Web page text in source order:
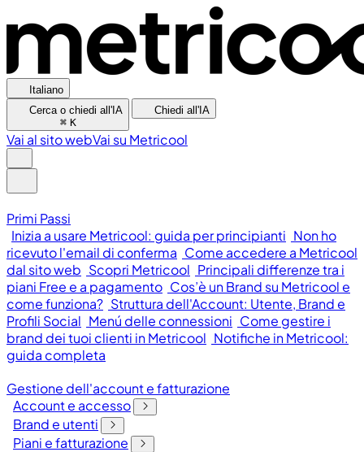
Italiano
Cerca o chiedi all'IA
⌘ K
Chiedi all'IA
Vai al sito webVai su Metricool
Primi Passi
Inizia a usare Metricool: guida per principianti Non ho
ricevuto l'email di conferma Come accedere a Metricool
dal sito web Scopri Metricool Principali differenze tra i
piani Free e a pagamento Cos’è un Brand su Metricool e
come funziona? Struttura dell'Account: Utente, Brand e
Profili Social Menú delle connessioni Come gestire i
brand dei tuoi clienti in Metricool Notifiche in Metricool:
guida completa
Gestione dell'account e fatturazione
Account e accesso
Brand e utenti
Piani e fatturazione